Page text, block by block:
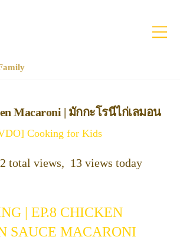
Macaroni | มักกะโรนีไก่เลมอน
Cooking for Kids
total views, 13 views today
| EP.8 CHICKEN
SAUCE MACARONI